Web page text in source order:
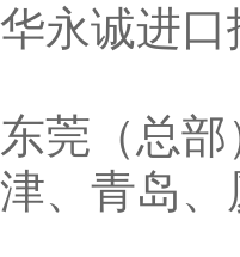
华永诚进口
东莞（总
津、青岛